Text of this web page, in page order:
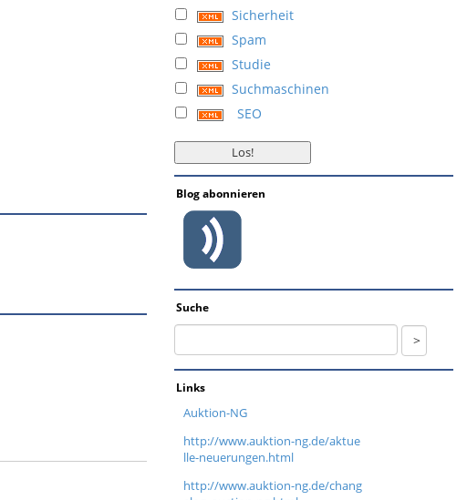
Sicherheit
Spam
Studie
Suchmaschinen
SEO
Blog abonnieren
Suche
Links
Auktion-NG
http://www.auktion-ng.de/aktue
lle-neuerungen.html
http://www.auktion-ng.de/chang